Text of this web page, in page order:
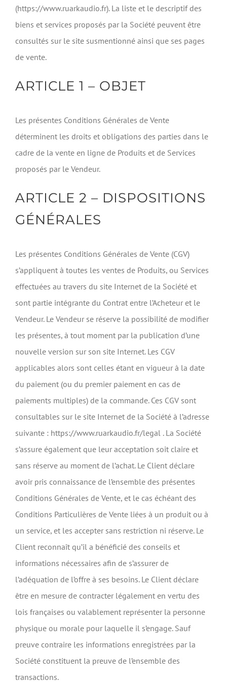
(https://www.ruarkaudio.fr). La liste et le descriptif des
biens et services proposés par la Société peuvent être
consultés sur le site susmentionné ainsi que ses pages
de vente.
ARTICLE 1 – OBJET
Les présentes Conditions Générales de Vente
déterminent les droits et obligations des parties dans le
cadre de la vente en ligne de Produits et de Services
proposés par le Vendeur.
ARTICLE 2 – DISPOSITIONS
GÉNÉRALES
Les présentes Conditions Générales de Vente (CGV)
s’appliquent à toutes les ventes de Produits, ou Services
effectuées au travers du site Internet de la Société et
sont partie intégrante du Contrat entre l’Acheteur et le
Vendeur. Le Vendeur se réserve la possibilité de modifier
les présentes, à tout moment par la publication d’une
nouvelle version sur son site Internet. Les CGV
applicables alors sont celles étant en vigueur à la date
du paiement (ou du premier paiement en cas de
paiements multiples) de la commande. Ces CGV sont
consultables sur le site Internet de la Société à l’adresse
suivante : https://www.ruarkaudio.fr/legal . La Société
s’assure également que leur acceptation soit claire et
sans réserve au moment de l’achat. Le Client déclare
avoir pris connaissance de l’ensemble des présentes
Conditions Générales de Vente, et le cas échéant des
Conditions Particulières de Vente liées à un produit ou à
un service, et les accepter sans restriction ni réserve. Le
Client reconnaît qu’il a bénéficié des conseils et
informations nécessaires afin de s’assurer de
l’adéquation de l’offre à ses besoins. Le Client déclare
être en mesure de contracter légalement en vertu des
lois françaises ou valablement représenter la personne
physique ou morale pour laquelle il s’engage. Sauf
preuve contraire les informations enregistrées par la
Société constituent la preuve de l’ensemble des
transactions.